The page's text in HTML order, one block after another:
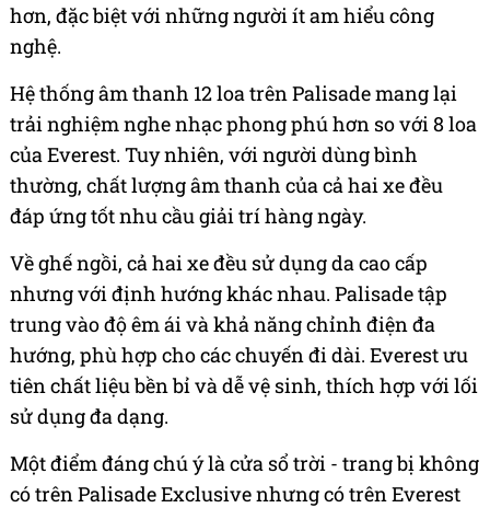
hơn, đặc biệt với những người ít am hiểu công
nghệ.
Hệ thống âm thanh 12 loa trên Palisade mang lại
trải nghiệm nghe nhạc phong phú hơn so với 8 loa
của Everest. Tuy nhiên, với người dùng bình
thường, chất lượng âm thanh của cả hai xe đều
đáp ứng tốt nhu cầu giải trí hàng ngày.
Về ghế ngồi, cả hai xe đều sử dụng da cao cấp
nhưng với định hướng khác nhau. Palisade tập
trung vào độ êm ái và khả năng chỉnh điện đa
hướng, phù hợp cho các chuyến đi dài. Everest ưu
tiên chất liệu bền bỉ và dễ vệ sinh, thích hợp với lối
sử dụng đa dạng.
Một điểm đáng chú ý là cửa sổ trời - trang bị không
có trên Palisade Exclusive nhưng có trên Everest